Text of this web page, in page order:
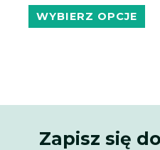
WYBIERZ OPCJE
Zapisz się